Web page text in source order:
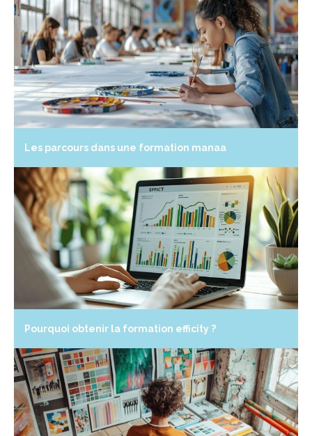
Les parcours dans une formation manaa
Pourquoi obtenir la formation efficity ?